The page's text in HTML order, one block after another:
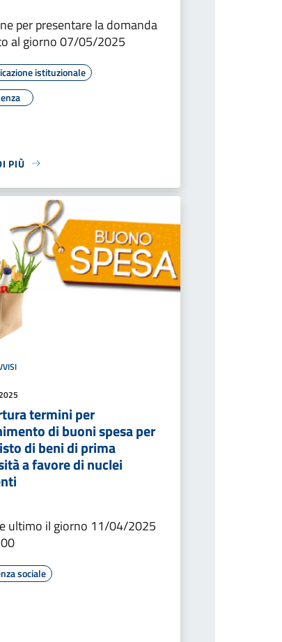
per presentare la domanda
al giorno 07/05/2025
istituzionale
PIÙ
termini per
di buoni spesa per
di beni di prima
a favore di nuclei
ultimo il giorno 11/04/2025
sociale